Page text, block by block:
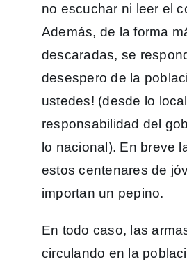
no escuchar ni leer el
Además, de la forma
descaradas, se
desespero de la
ustedes! (desde lo
responsabilidad del
lo nacional). En breve
estos centenares de
importan un pepino.
En todo caso, las
circulando en la